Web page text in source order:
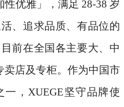
性优雅」，满足 28-38 岁
、追求品质、有品位的
前在全国各主要大、中
卖店及专柜。作为中国市
，XUEGE坚守品牌使